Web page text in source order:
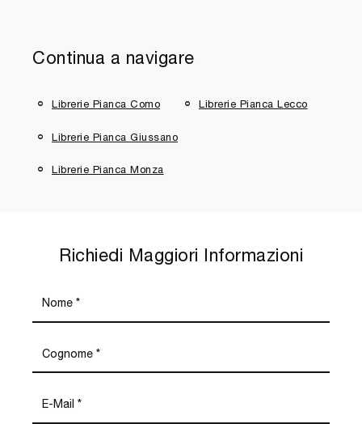
Continua a navigare
Librerie Pianca Como Librerie Pianca Lecco
Librerie Pianca Giussano
Librerie Pianca Monza
Richiedi Maggiori Informazioni